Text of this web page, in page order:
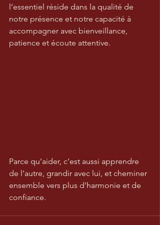
l’essentiel réside dans la qualité de
notre présence et notre capacité à
accompagner avec bienveillance,
patience et écoute attentive.
Parce qu’aider, c’est aussi apprendre
de l’autre, grandir avec lui, et cheminer
ensemble vers plus d’harmonie et de
confiance.